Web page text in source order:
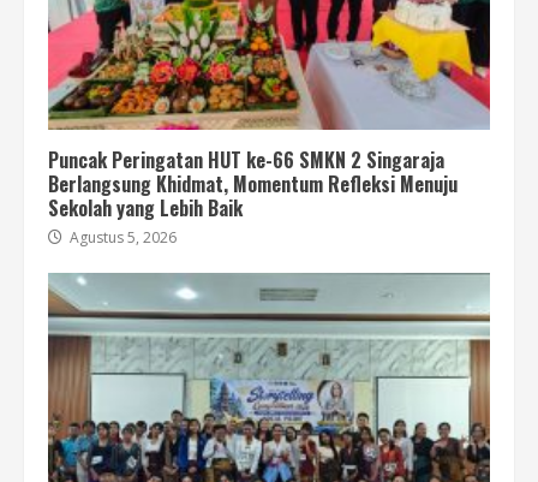
Puncak Peringatan HUT ke-66 SMKN 2 Singaraja
Berlangsung Khidmat, Momentum Refleksi Menuju
Sekolah yang Lebih Baik
Agustus 5, 2026